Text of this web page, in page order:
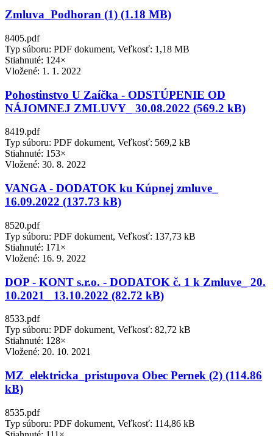
Zmluva_Podhoran (1) (1.18 MB)
8405.pdf
Typ súboru: PDF dokument, Veľkosť: 1,18 MB
Stiahnuté: 124×
Vložené: 1. 1. 2022
Pohostinstvo U Zaíčka - ODSTÚPENIE OD
NÁJOMNEJ ZMLUVY_ 30.08.2022 (569.2 kB)
8419.pdf
Typ súboru: PDF dokument, Veľkosť: 569,2 kB
Stiahnuté: 153×
Vložené: 30. 8. 2022
VANGA - DODATOK ku Kúpnej zmluve_
16.09.2022 (137.73 kB)
8520.pdf
Typ súboru: PDF dokument, Veľkosť: 137,73 kB
Stiahnuté: 171×
Vložené: 16. 9. 2022
DOP - KONT s.r.o. - DODATOK č. 1 k Zmluve_ 20.
10.2021_ 13.10.2022 (82.72 kB)
8533.pdf
Typ súboru: PDF dokument, Veľkosť: 82,72 kB
Stiahnuté: 128×
Vložené: 20. 10. 2021
MZ_elektricka_pristupova Obec Pernek (2) (114.86
kB)
8535.pdf
Typ súboru: PDF dokument, Veľkosť: 114,86 kB